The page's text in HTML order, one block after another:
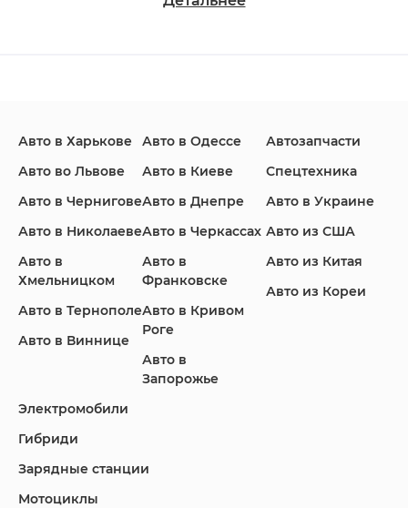
Infiniti Jaguar Jeep
Land Rover
Lincoln
Авто в Харькове
Авто во Львове
Авто в Чернигове
Авто в Николаеве
Авто в
Хмельницком
Авто в Тернополе
Авто в Виннице
Авто в Одессе
Авто в Киеве
Авто в Днепре
Авто в Черкассах
Авто в
Франковске
Авто в Кривом
Роге
Авто в
Запорожье
Автозапчасти
Спецтехника
Авто в Украине
Авто из США
Авто из Китая
Авто из Кореи
Электромобили
Гибриди
Зарядные станции
Мотоциклы